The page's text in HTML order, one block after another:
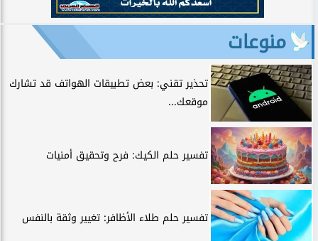
منوعات
تحذير تقني: بعض تطبيقات الهواتف قد تشارك
موقعك...
تفسير حلم الكيك: فرح وتحقيق أمنيات
تفسير حلم طلاء الأظافر: تغيير وثقة بالنفس